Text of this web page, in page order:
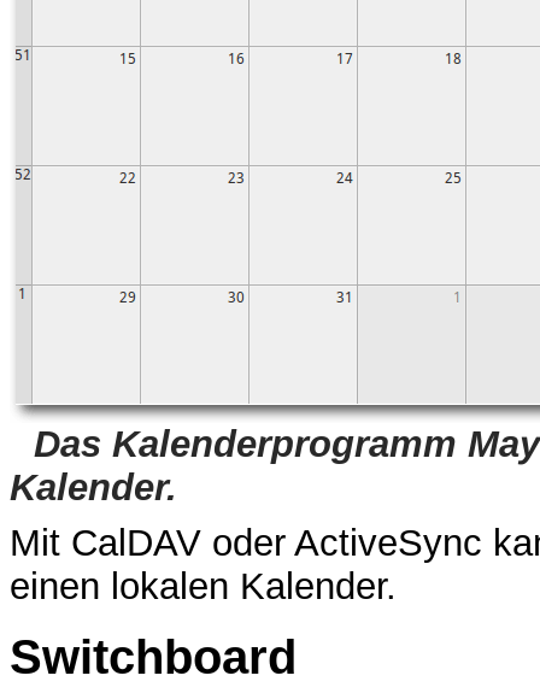
Das Kalenderprogramm
Kalender.
Mit CalDAV oder ActiveSync
einen lokalen Kalender.
Switchboard